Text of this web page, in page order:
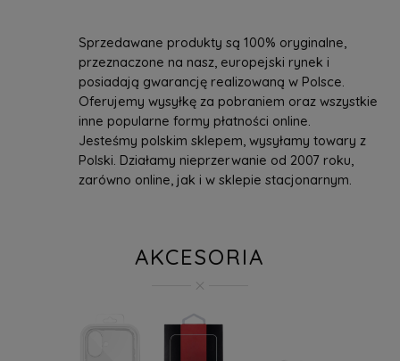
Sprzedawane produkty są 100% oryginalne,
przeznaczone na nasz, europejski rynek i
posiadają gwarancję realizowaną w Polsce.
Oferujemy wysyłkę za pobraniem oraz wszystkie
inne popularne formy płatności online.
Jesteśmy polskim sklepem, wysyłamy towary z
Polski. Działamy nieprzerwanie od 2007 roku,
zarówno online, jak i w sklepie stacjonarnym.
AKCESORIA